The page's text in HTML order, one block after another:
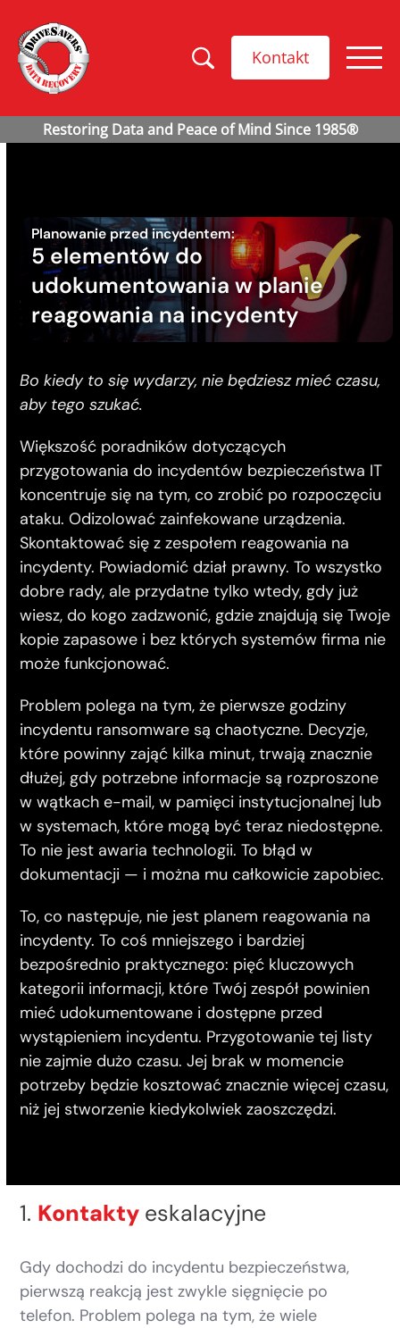
Kontakt
Planowanie przed incydentem:
5 elementów do
udokumentowania w planie
reagowania na incydenty
Bo kiedy to się wydarzy, nie będziesz mieć czasu,
aby tego szukać.
Większość poradników dotyczących
przygotowania do incydentów bezpieczeństwa IT
koncentruje się na tym, co zrobić po rozpoczęciu
ataku. Odizolować zainfekowane urządzenia.
Skontaktować się z zespołem reagowania na
incydenty. Powiadomić dział prawny. To wszystko
dobre rady, ale przydatne tylko wtedy, gdy już
wiesz, do kogo zadzwonić, gdzie znajdują się Twoje
kopie zapasowe i bez których systemów firma nie
może funkcjonować.
Problem polega na tym, że pierwsze godziny
incydentu ransomware są chaotyczne. Decyzje,
które powinny zająć kilka minut, trwają znacznie
dłużej, gdy potrzebne informacje są rozproszone
w wątkach e-mail, w pamięci instytucjonalnej lub
w systemach, które mogą być teraz niedostępne.
To nie jest awaria technologii. To błąd w
dokumentacji — i można mu całkowicie zapobiec.
To, co następuje, nie jest planem reagowania na
incydenty. To coś mniejszego i bardziej
bezpośrednio praktycznego: pięć kluczowych
kategorii informacji, które Twój zespół powinien
mieć udokumentowane i dostępne przed
wystąpieniem incydentu. Przygotowanie tej listy
nie zajmie dużo czasu. Jej brak w momencie
potrzeby będzie kosztować znacznie więcej czasu,
niż jej stworzenie kiedykolwiek zaoszczędzi.
1. Kontakty eskalacyjne
Gdy dochodzi do incydentu bezpieczeństwa,
pierwszą reakcją jest zwykle sięgnięcie po
telefon. Problem polega na tym, że wiele